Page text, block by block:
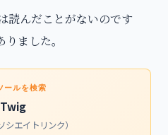
読んだことがないのです
ました。
ールを検索
Twig
エイトリンク）